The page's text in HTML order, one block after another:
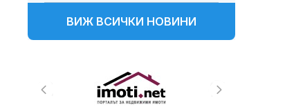
ВИЖ ВСИЧКИ НОВИНИ